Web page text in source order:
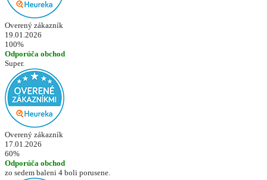
Overený zákazník
19.01.2026
100%
Odporúča obchod
Super.
Overený zákazník
17.01.2026
60%
Odporúča obchod
zo sedem baleni 4 boli porusene.